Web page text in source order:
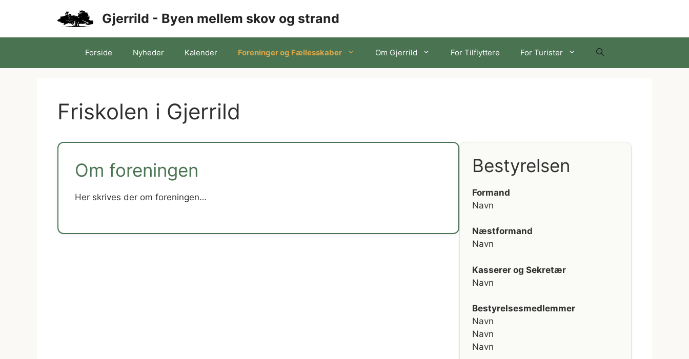
Gjerrild - Byen mellem skov og strand
Forside Nyheder Kalender Foreninger og Fællesskaber Om Gjerrild For Tilflyttere For Turister
Friskolen i Gjerrild
Om foreningen
Her skrives der om foreningen…
Bestyrelsen
Formand
Navn
Næstformand
Navn
Kasserer og Sekretær
Navn
Bestyrelsesmedlemmer
Navn
Navn
Navn